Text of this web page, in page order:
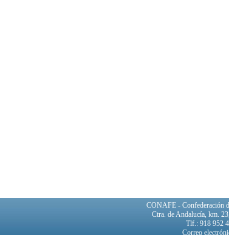
CONAFE - Confederación
Ctra. de Andalucía, km.
Tlf.: 918 952
Correo